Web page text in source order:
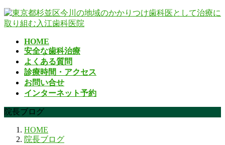
コ
ン
プ
ナ
ビ
動
HOME
安全な歯科治療
よくある質問
診療時間・アクセス
お問い合せ
インターネット予約
院長ブログ
HOME
院長ブログ